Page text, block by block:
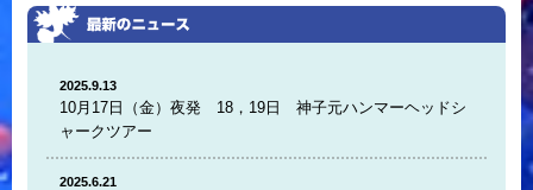
2025.9.13
10月17日（金）夜発 18，19日 神子元ハンマーヘッドシ
ャークツアー
2025.6.21